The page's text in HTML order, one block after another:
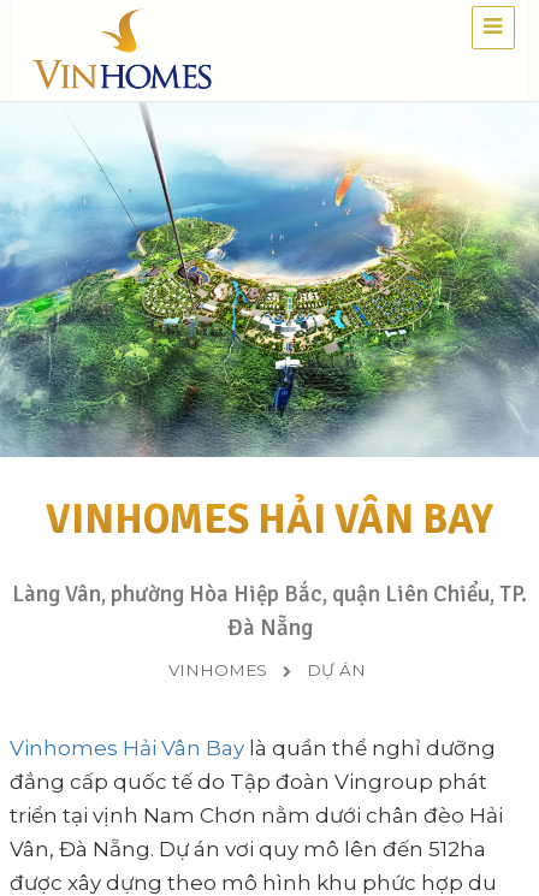
VINHOMES HẢI VÂN BAY
Làng Vân, phường Hòa Hiệp Bắc, quận Liên Chiểu, TP.
Đà Nẵng
VINHOMES DỰ ÁN
Vinhomes Hải Vân Bay là quần thể nghỉ dưỡng
đẳng cấp quốc tế do Tập đoàn Vingroup phát
triển tại vịnh Nam Chơn nằm dưới chân đèo Hải
Vân, Đà Nẵng. Dự án vơi quy mô lên đến 512ha
được xây dựng theo mô hình khu phức hợp du